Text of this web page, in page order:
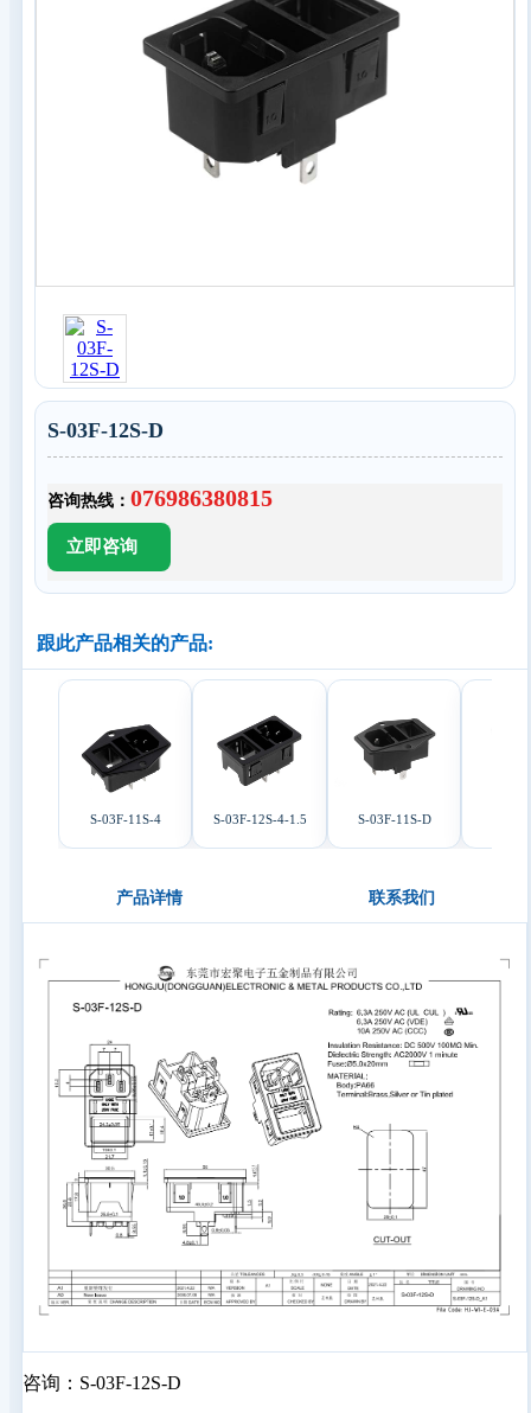
S-03F-12S-D
咨询热线： 076986380815
跟此产品相关的产品:
S-03F-11S-4 S-03F-12S-4-1.5 S-03F-11S-D
产品详情 联系我们
咨询：S-03F-12S-D